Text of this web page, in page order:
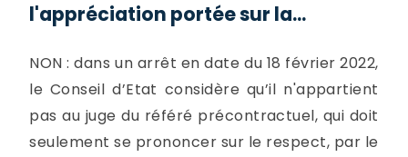
l'appréciation portée sur la...
NON : dans un arrêt en date du 18 février 2022,
le Conseil d’Etat considère qu’il n'appartient
pas au juge du référé précontractuel, qui doit
seulement se prononcer sur le respect, par le